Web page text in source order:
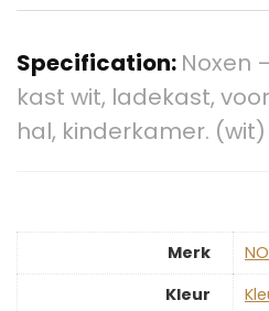
Specification: Noxen
kast wit, ladekast,
hal, kinderkamer. (wit)
Merk
Kleur